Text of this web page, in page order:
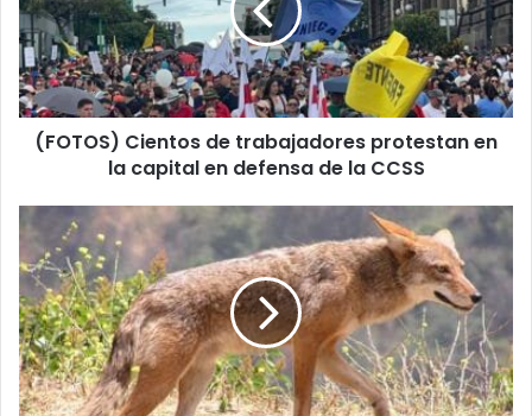
protestan
en
la
capital
en
defensa
(FOTOS) Cientos de trabajadores protestan en
la capital en defensa de la CCSS
Autoridades
indican
que
presencia
de
coyotes
en
zonas